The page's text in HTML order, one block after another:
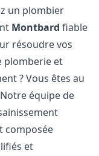
un plombier
Montbard fiable
résoudre vos
plomberie et
? Vous êtes au
équipe de
composée
et